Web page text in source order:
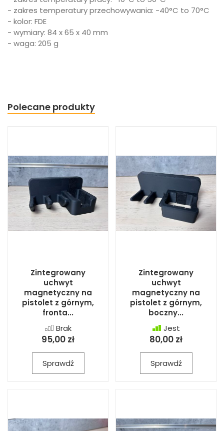
- zakres temperatury przechowywania: -40°C to 70°C
- kolor: FDE
- wymiary: 84 x 65 x 40 mm
- waga: 205 g
Polecane produkty
Zintegrowany
uchwyt
magnetyczny na
pistolet z górnym,
fronta...
Brak
95,00 zł
Sprawdź
Zintegrowany
uchwyt
magnetyczny na
pistolet z górnym,
boczny...
Jest
80,00 zł
Sprawdź